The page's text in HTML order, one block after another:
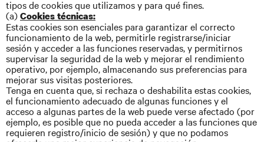
tipos de cookies que utilizamos y para qué fines.
(a)Cookies técnicas:
Estas cookies son esenciales para garantizar el correcto
funcionamiento de la web, permitirle registrarse/iniciar
sesión y acceder a las funciones reservadas, y permitirnos
supervisar la seguridad de la web y mejorar el rendimiento
operativo, por ejemplo, almacenando sus preferencias para
mejorar sus visitas posteriores.
Tenga en cuenta que, si rechaza o deshabilita estas cookies,
el funcionamiento adecuado de algunas funciones y el
acceso a algunas partes de la web puede verse afectado (por
ejemplo, es posible que no pueda acceder a las funciones que
requieren registro/inicio de sesión) y que no podamos